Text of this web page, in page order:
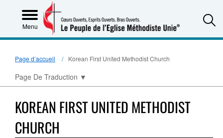
Menu
Page d’accueil Korean First United Methodist Church
Page De Traduction ▼
KOREAN FIRST UNITED METHODIST
CHURCH